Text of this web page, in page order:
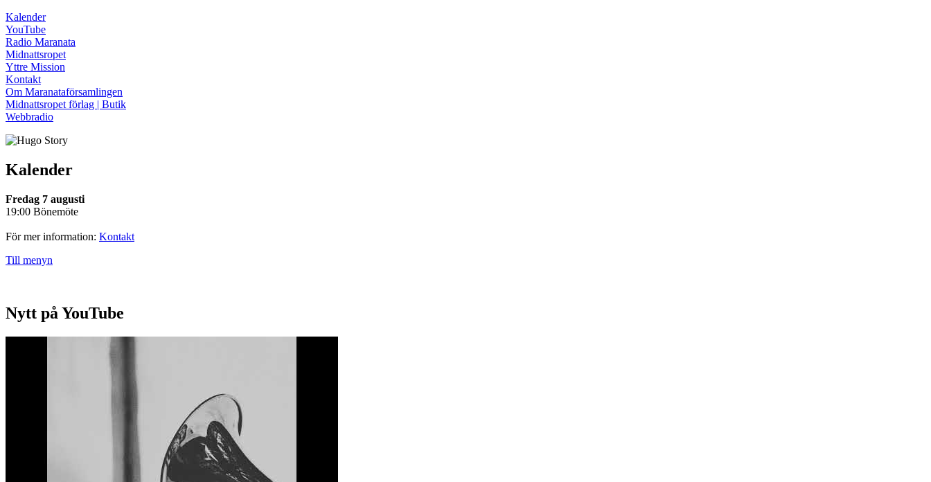
Kalender
YouTube
Radio Maranata
Midnattsropet
Yttre Mission
Kontakt
Om Maranataförsamlingen
Midnattsropet förlag | Butik
Webbradio
Kalender
Fredag 7 augusti
19:00 Bönemöte
För mer information: Kontakt
Till menyn
Nytt på YouTube